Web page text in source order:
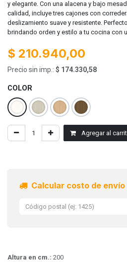
y elegante. Con una alacena y bajo
calidad, incluye tres cajones con
deslizamiento suave y resistente.
brindando orden y estilo a tu cocina con
$ 210.940,00
Precio sin imp.: $ 174.330,58
COLOR
Agregar al
Calcular costo de envío
Altura en cm.: 200